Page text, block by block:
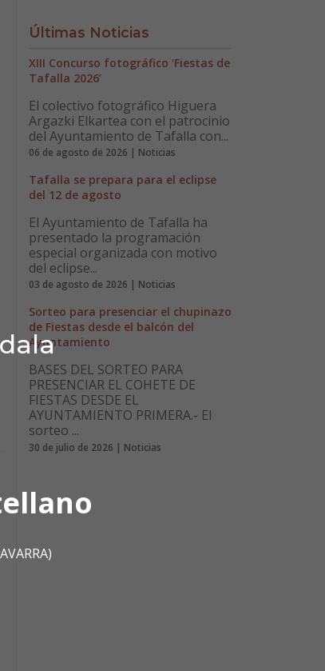
Últimas Noticias
XIII Concurso fotográfico ‘Fiestas de
Tafalla 2026’
El colectivo fotográfico Higuera
Argazki Elkartea con el patrocinio
del Ayuntamiento de Tafalla con...
06 de agosto de 2026 | Noticias
Tafalla se prepara para el eclipse
del 12 de agosto
El Ayuntamiento de Tafalla ha
presentado la programación
especial organizada con motivo
del eclipse...
03 de agosto de 2026 | Noticias
Sorteo para presenciar el chupinazo
de Fiestas desde el balcón del
Ayuntamiento
BASES DEL SORTEO PARA
PRESENCIAR EL COHETE DE
FIESTAS DESDE EL
AYUNTAMIENTO PRIMERA.- El
sorteo ...
30 de julio de 2026 | Noticias